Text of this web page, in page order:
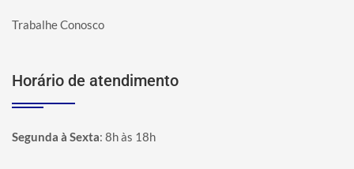
Trabalhe Conosco
Horário de atendimento
Segunda à Sexta: 8h às 18h